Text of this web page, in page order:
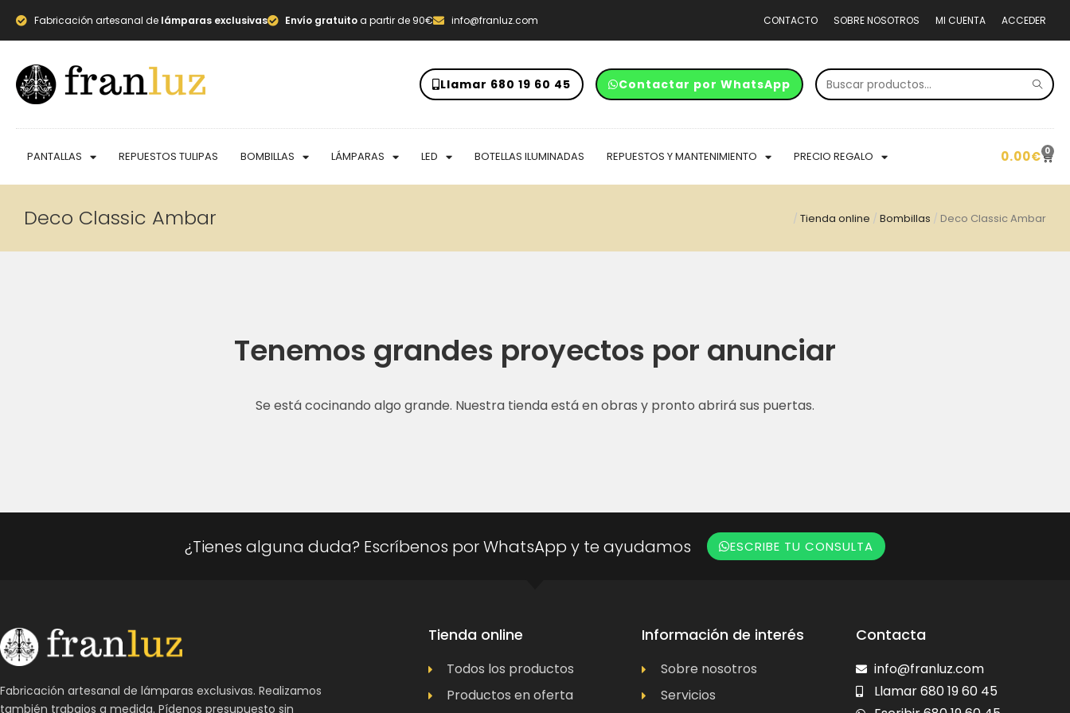
Fabricación artesanal de lámparas exclusivas Envío gratuitoa partir de 90€ info@franluz.com CONTACTO SOBRE NOSOTROS MI CUENTA ACCEDER
Llamar 680 19 60 45 Contactar por WhatsApp
PANTALLAS REPUESTOS TULIPAS BOMBILLAS LÁMPARAS LED BOTELLAS ILUMINADAS REPUESTOS Y MANTENIMIENTO PRECIO REGALO 0.00€ 0
Deco Classic Ambar / Tienda online / Bombillas / Deco Classic Ambar
Tenemos grandes proyectos por anunciar
Se está cocinando algo grande. Nuestra tienda está en obras y pronto abrirá sus puertas.
¿Tienes alguna duda? Escríbenos por WhatsApp y te ayudamos ESCRIBE TU CONSULTA
Fabricación artesanal de lámparas exclusivas. Realizamos
también trabajos a medida. Pídenos presupuesto sin
Tienda online
Todos los productos
Productos en oferta
Información de interés
Sobre nosotros
Servicios
Contacta
info@franluz.com
Llamar 680 19 60 45